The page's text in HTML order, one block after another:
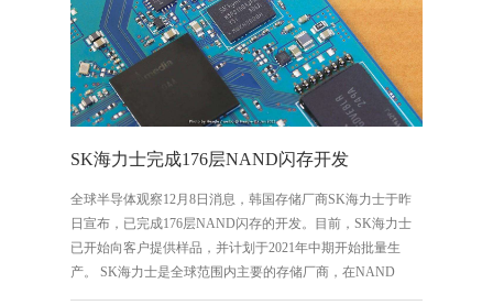
SK海力士完成176层NAND闪存开发
全球半导体观察12月8日消息，韩国存储厂商SK海力士于昨
日宣布，已完成176层NAND闪存的开发。目前，SK海力士
已开始向客户提供样品，并计划于2021年中期开始批量生
产。 SK海力士是全球范围内主要的存储厂商，在NAND
Flash市场排第四位。今年三季度，SK海力士在该领域的市占